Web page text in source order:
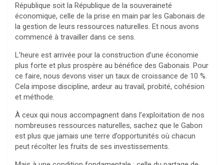
République soit la République de la souveraineté
économique, celle de la prise en main par les Gabonais de
la gestion de leurs ressources naturelles. Et nous avons
commencé à travailler dans ce sens.
L’heure est arrivée pour la construction d’une économie
plus forte et plus prospère au bénéfice des Gabonais. Pour
ce faire, nous devons viser un taux de croissance de 10 %.
Cela impose discipline, ardeur au travail, probité, cohésion
et méthode.
À ceux qui nous accompagnent dans l’exploitation de nos
nombreuses ressources naturelles, sachez que le Gabon
est plus que jamais une terre d’opportunités où chacun
peut récolter les fruits de ses investissements.